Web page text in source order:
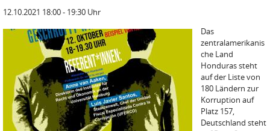
12.10.2021 18:00 - 19:30 Uhr
Das
zentralamerikanis
che Land
Honduras steht
auf der Liste von
180 Ländern zur
Korruption auf
Platz 157,
Deutschland steht